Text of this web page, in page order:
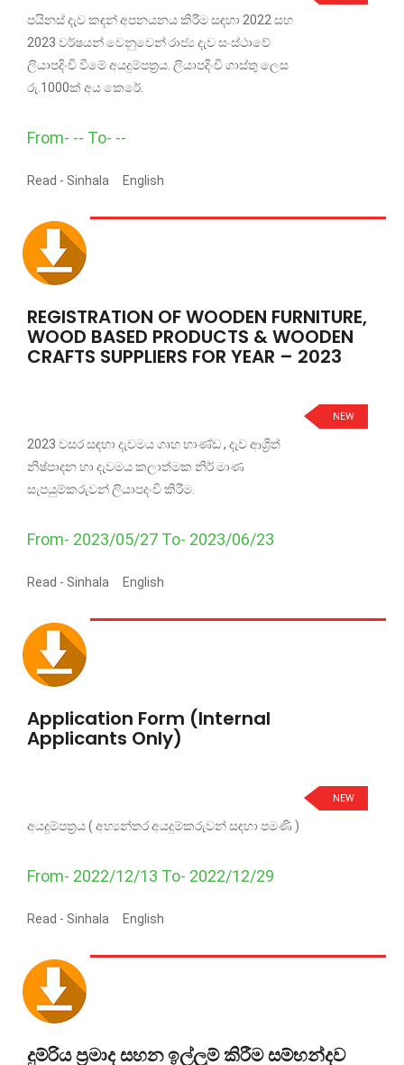
පයිනස් දැව කඳන් අපනයනය කිරීම සඳහා 2022 සහ
2023 වර්ෂයන් වෙනුවෙන් රාජ්‍ය දැව සංස්ථාවේ
ලියාපදිංචි වීමේ අයදුම්පත්‍රය. ලියාපදිංචි ගාස්තු ලෙස
රු.1000ක් අය කෙරේ.
From- -- To- --
Read - Sinhala English
REGISTRATION OF WOODEN FURNITURE,
WOOD BASED PRODUCTS & WOODEN
CRAFTS SUPPLIERS FOR YEAR – 2023
NEW
2023 වසර සඳහා දැවමය ගෘහ භාණ්ඩ , දැව ආශ්‍රිත්
නිෂ්පාදන හා දැවමය කලාත්මක නිර් මාණ
සැපයුම්කරුවන් ලියාපදංචි කිරීම.
From- 2023/05/27 To- 2023/06/23
Read - Sinhala English
Application Form (Internal
Applicants Only)
NEW
අයදුම්පත්‍රය ( අභ්‍යන්තර අයදුම්කරුවන් සඳහා පමණි )
From- 2022/12/13 To- 2022/12/29
Read - Sinhala English
දුම්රිය ප්‍රමාද සහන ඉල්ලුම් කිරීම සම්භන්දව